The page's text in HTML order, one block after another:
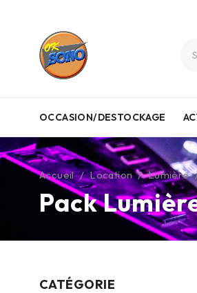
OCCASION/DESTOCKAGE
Pack
Accueil / Location / Lumière
CATÉGORIE